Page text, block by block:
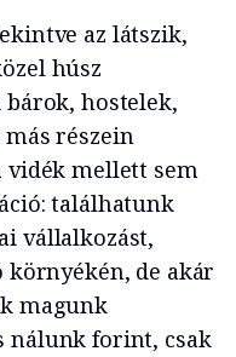
az látszik,
húsz
hostelek,
részein
vidék mellett sem
találhatunk
vállalkozást,
környékén, de akár
magunk
nálunk forint, csak